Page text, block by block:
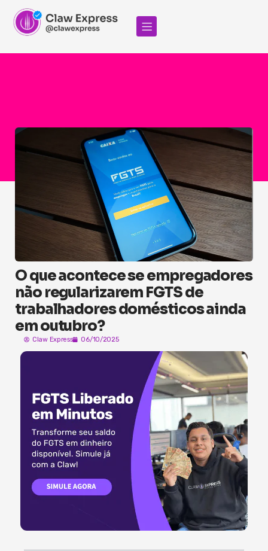
O que acontece se empregadores
não regularizarem FGTS de
trabalhadores domésticos ainda
em outubro?
Claw Express 06/10/2025